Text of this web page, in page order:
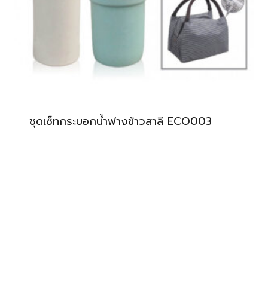
ชุดเซ็ทกระบอกน้ำฟางข้าวสาลี ECO003